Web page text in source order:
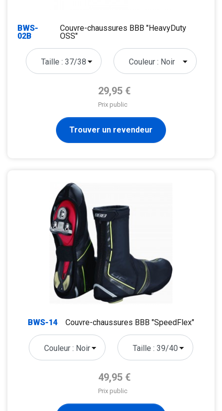
BWS-
02B
Couvre-chaussures BBB "HeavyDuty
OSS"
Prix de base
29,95 €
Prix public
Trouver un revendeur
BWS-14 Couvre-chaussures BBB "SpeedFlex"
Prix de base
49,95 €
Prix public